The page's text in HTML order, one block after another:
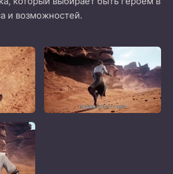
и возможностей.